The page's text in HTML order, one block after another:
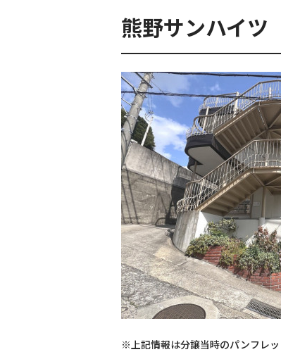
熊野サンハイツ
※上記情報は分譲当時のパンフレッ